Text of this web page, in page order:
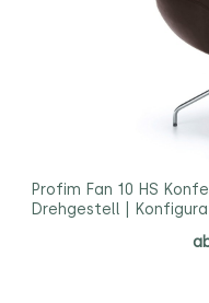
Profim Fan 10 HS
Drehgestell |